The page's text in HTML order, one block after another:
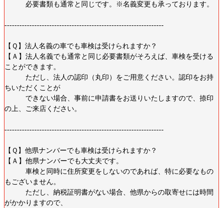
必要書類も通常と同じです。※名義変更も承っております。
----------------------------------------------------------------
【Ｑ】法人名義の車でも車検は受けられますか？
【Ａ】法人名義でも通常と同じ必要書類がそろえば、車検を受ける
ことができます。
ただし、法人の認印（丸印）をご用意ください。認印をお持
ちいただくことが
できない場合、事前に申請書をお送りいたしますので、捺印
の上、ご来店ください。
----------------------------------------------------------------
【Ｑ】他県ナンバーでも車検は受けられますか？
【Ａ】他県ナンバーでも大丈夫です。
車検と同時に住所変更をしないのであれば、特に必要なもの
もございません。
ただし、納税証明書がない場合、他県からの取寄せには時間
がかかりますので、